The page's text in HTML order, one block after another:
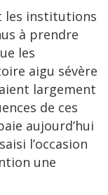
les institutions
à prendre
les
aigu sévère
largement
de ces
aujourd’hui
l’occasion
une